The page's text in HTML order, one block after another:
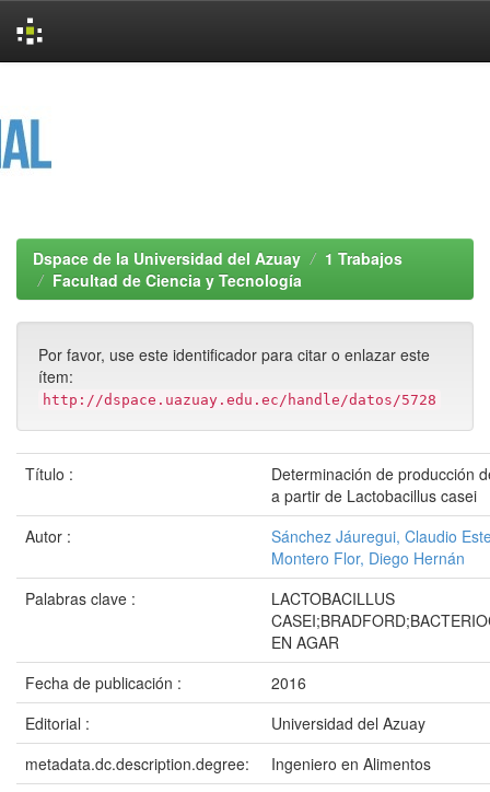
Dspace de la Universidad del Azuay
1 Trabajos
Facultad de Ciencia y Tecnología
Por favor, use este identificador para citar o enlazar este
ítem:
http://dspace.uazuay.edu.ec/handle/datos/5728
Título :
Determinación de producción
a partir de Lactobacillus casei
Autor :
Sánchez Jáuregui, Claudio
Montero Flor, Diego Hernán
Palabras clave :
LACTOBACILLUS
EN AGAR
Fecha de publicación :
2016
Editorial :
Universidad del Azuay
metadata.dc.description.degree:
Ingeniero en Alimentos